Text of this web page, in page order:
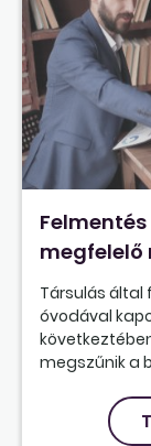
megfelelő
Társulás
óvodával
megszűnik a